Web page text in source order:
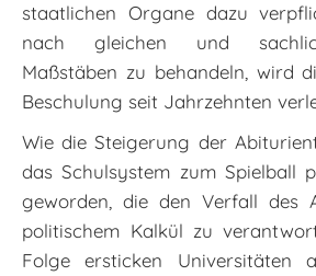
staatlichen Organe dazu
nach gleichen und
Maßstäben zu behandeln, wird
Beschulung seit Jahrzehnten
Wie die Steigerung der
das Schulsystem zum Spielball
geworden, die den Verfall des
politischem Kalkül zu
Folge ersticken Universitäten